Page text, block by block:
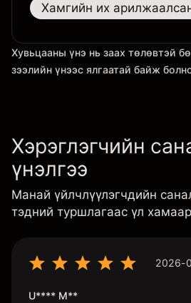
Хамгийн их
Хувьцааны үнэ нь заах төлөвтэй
зээлийн үнээс ялгаатай байж
Хэрэглэгчийн
үнэлгээ
Манай үйлчлүүлэгчдийн
тэдний туршлагаас үл
2026-
U**** M**